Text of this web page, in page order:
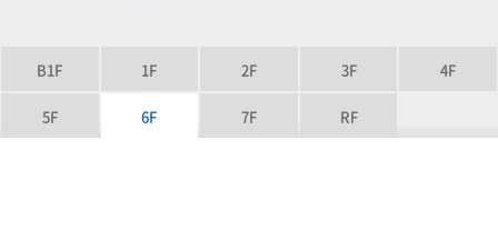
B1F 1F 2F 3F 4F
5F 6F 7F RF